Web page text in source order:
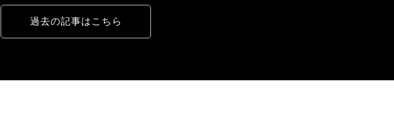
過去の記事はこちら